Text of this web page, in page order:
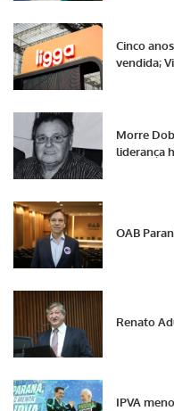
Cinco
vendida;
Morre
liderança
OAB
Renato
IPVA